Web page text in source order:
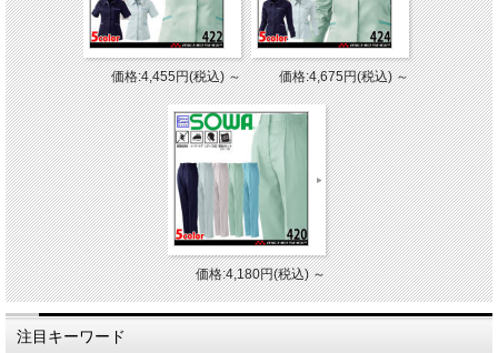
価格:4,455円(税込)～ 価格:4,675円(税込)～
価格:4,180円(税込)～
注目キーワード